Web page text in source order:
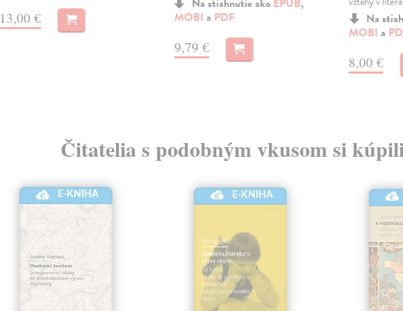
13,00 €
Na stiahnutie ako EPUB,
MOBI a PDF
9,79 €
Na
MOBI a
8,00 €
Čitatelia s podobným vkusom si
E-KNIHA E-KNIHA